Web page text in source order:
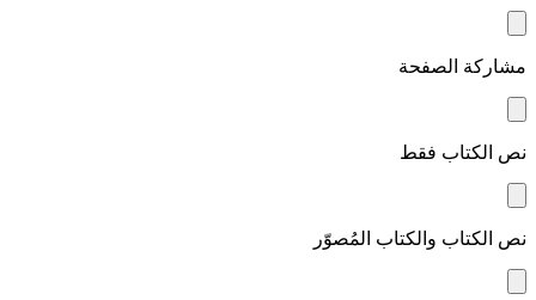
مشاركة الصفحة
نص الكتاب فقط
نص الكتاب والكتاب المُصوّر